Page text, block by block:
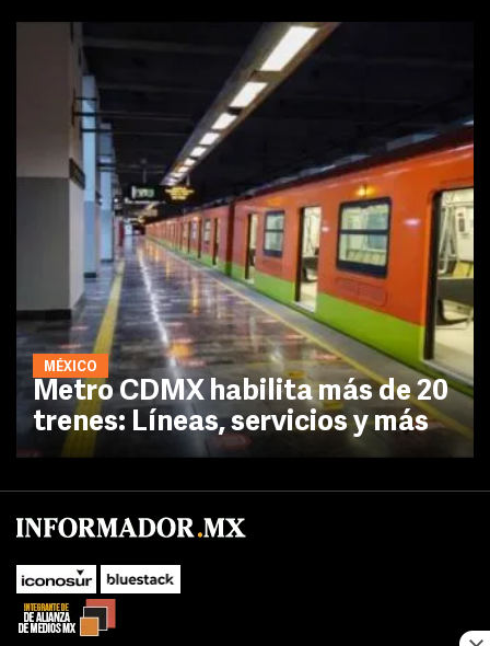
MÉXICO
Metro CDMX habilita más de 20
trenes: Líneas, servicios y más